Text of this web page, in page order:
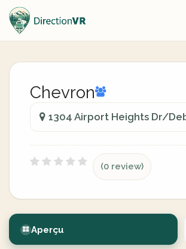
Chevron
1304 Airport Heights Dr/
(0 review)
Aperçu